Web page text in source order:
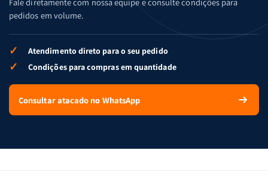
pedidos em volume.
✓ Atendimento direto para o seu pedido
✓ Condições para compras em quantidade
Consultar atacado no WhatsApp